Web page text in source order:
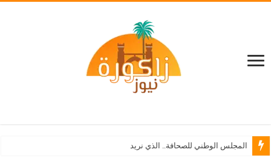
المجلس الوطني للصحافة.. الذي نريد